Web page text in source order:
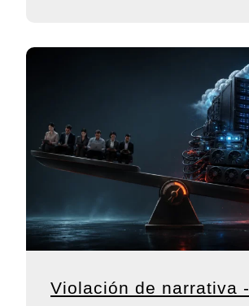
Violación de narrativa -